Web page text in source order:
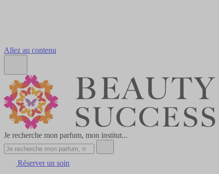
Allez au contenu
Je recherche mon parfum, mon institut...
Réserver un soin